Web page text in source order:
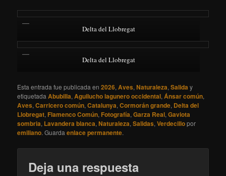
Delta del Llobregat
Delta del Llobregat
Esta entrada fue publicada en2026,Aves,Naturaleza,Salida y
etiquetadaAbubilla,Aguilucho lagunero occidental,Ánsar común,
Aves,Carricero común,Catalunya,Cormorán grande, Delta del
Llobregat, Flamenco Común, Fotografía,Garza Real,Gaviota
sombria, Lavandera blanca,Naturaleza,Salidas,Verdecillopor
emiliano. Guardaenlace permanente.
Deja una respuesta